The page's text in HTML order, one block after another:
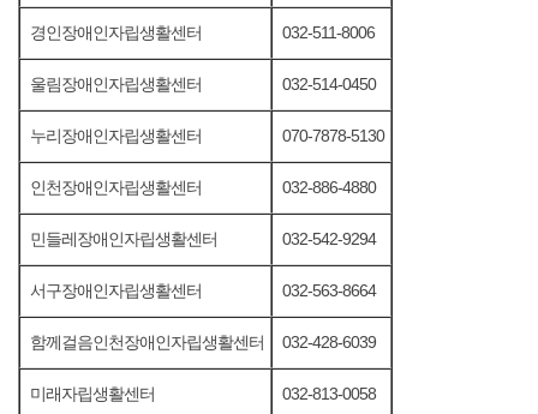
경인장애인자립생활센터 032-511-8006
울림장애인자립생활센터 032-514-0450
누리장애인자립생활센터 070-7878-5130
인천장애인자립생활센터 032-886-4880
민들레장애인자립생활센터 032-542-9294
서구장애인자립생활센터 032-563-8664
함께걸음인천장애인자립생활센터 032-428-6039
미래자립생활센터 032-813-0058